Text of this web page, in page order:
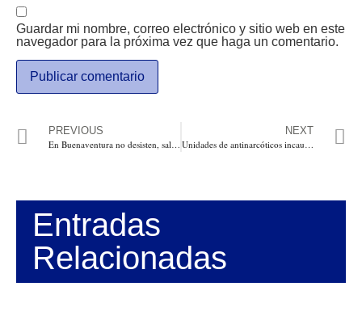
Guardar mi nombre, correo electrónico y sitio web en este
navegador para la próxima vez que haga un comentario.
PREVIOUS
En Buenaventura no desisten, salen masivamente a las calles. Asonada dejó 80 detenidos, 11 uniformados heridos, un muerto
NEXT
Unidades de antinarcóticos incautan 87 kilos de clorhidrato de cocaína, en el Puerto de Palermo,
Entradas
Relacionadas